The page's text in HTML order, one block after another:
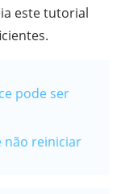
este tutorial
pode ser
não reiniciar